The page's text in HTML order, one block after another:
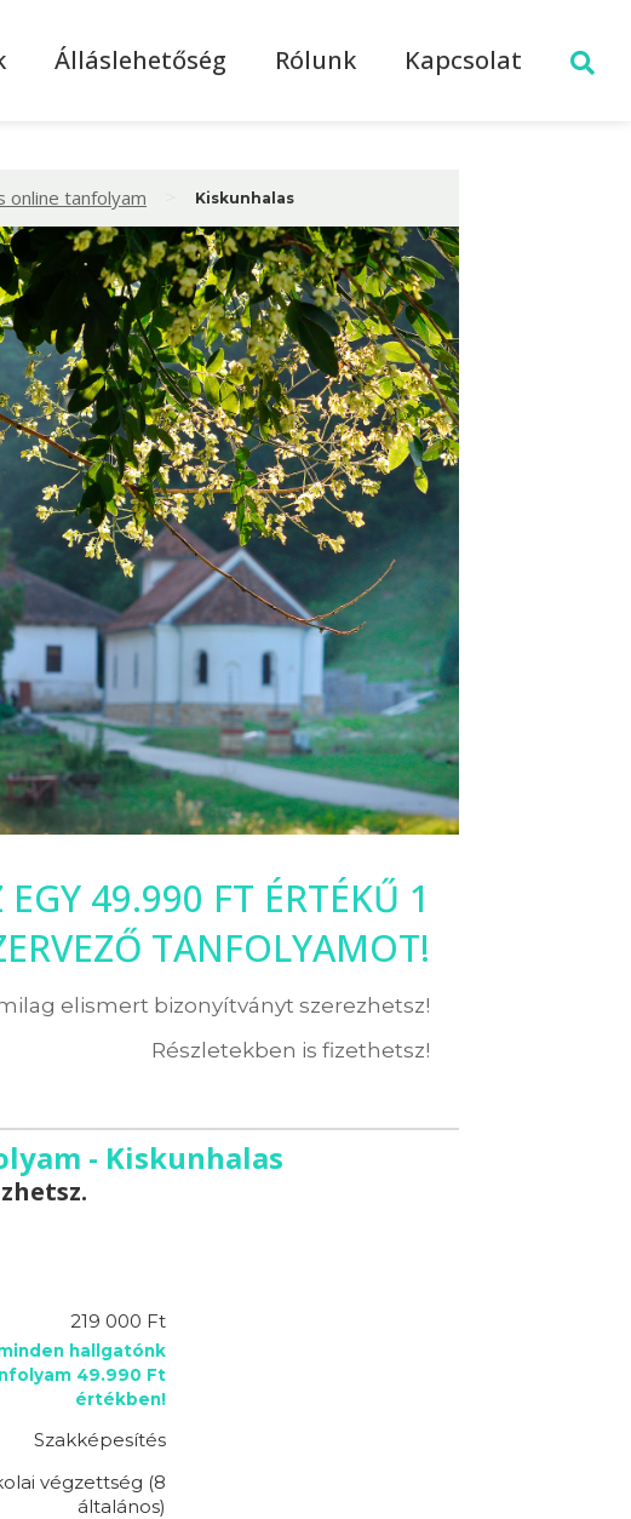
Álláslehetőség Rólunk Kapcsolat
online tanfolyam Kiskunhalas
49.990 FT ÉRTÉKŰ 1
TANFOLYAMOT!
elismert bizonyítványt szerezhetsz!
Részletekben is fizethetsz!
- Kiskunhalas
219 000 Ft
hallgatónk
49.990 Ft
értékben!
Szakképesítés
végzettség (8
általános)